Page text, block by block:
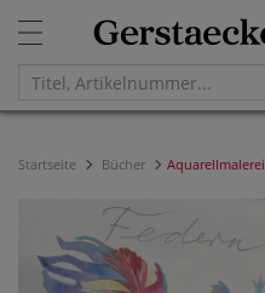
Startseite Bücher Aquarellmalerei